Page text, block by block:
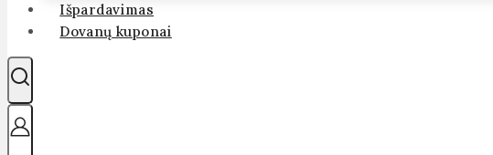
Išpardavimas
Dovanų kuponai